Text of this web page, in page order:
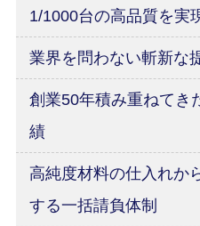
1/1000台の高品質を実
業界を問わない斬新な
創業50年積み重ねてき
績
高純度材料の仕入れか
する一括請負体制